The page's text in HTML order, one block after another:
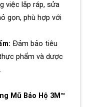
việc lắp ráp, sửa
gọn, phù hợp với
Đảm bảo tiêu
phẩm và dược
Mũ Bảo Hộ 3M™